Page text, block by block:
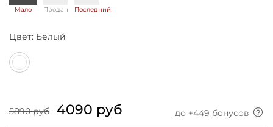
Мало Продан Последний
Цвет: Белый
5890 руб 4090 руб до +449 бонусов